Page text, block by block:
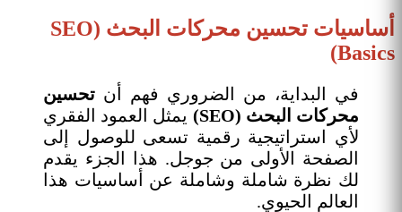
أساسيات تحسين محركات البحث (SEO
Basics)
في البداية، من الضروري فهم أن تحسين
محركات البحث (SEO)
يمثل العمود الفقري
لأي استراتيجية رقمية تسعى للوصول إلى
الصفحة الأولى من جوجل. هذا الجزء يقدم
لك نظرة شاملة وشاملة عن أساسيات هذا
العالم الحيوي.